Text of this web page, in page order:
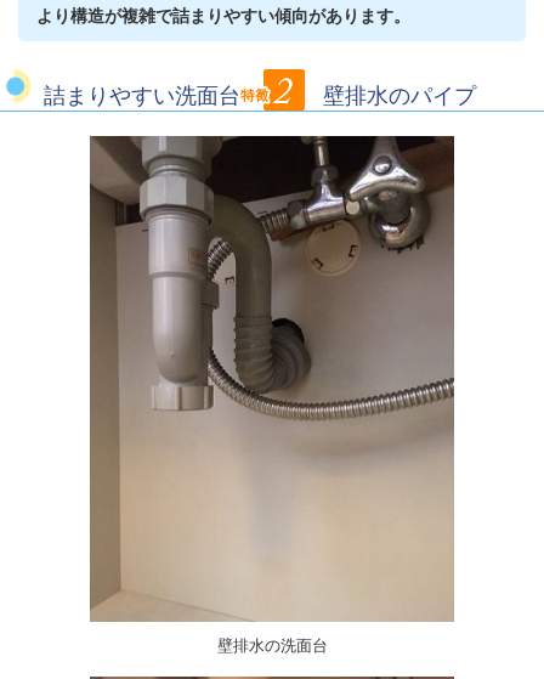
より構造が複雑で詰まりやすい傾向があります。
詰まりやすい洗面台 壁排水のパイプ
壁排水の洗面台